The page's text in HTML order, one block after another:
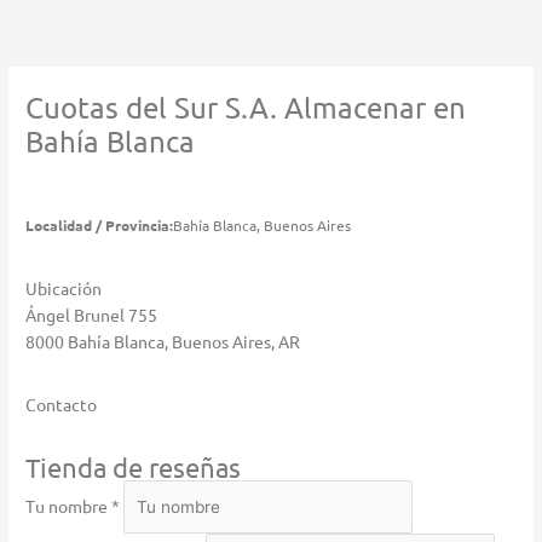
Cuotas del Sur S.A.Almacenar en
Bahía Blanca
Localidad / Provincia:Bahía Blanca, Buenos Aires
Ubicación
Ángel Brunel 755
8000 Bahía Blanca, Buenos Aires, AR
Contacto
Tienda de reseñas
Tu nombre *